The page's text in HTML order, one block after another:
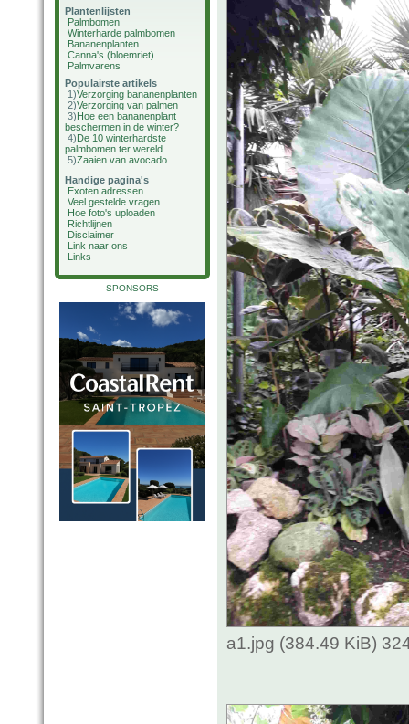
Plantenlijsten
Palmbomen
Winterharde palmbomen
Bananenplanten
Canna's (bloemriet)
Palmvarens
Populairste artikels
1)Verzorging bananenplanten
2)Verzorging van palmen
3)Hoe een bananenplant
beschermen in de winter?
4)De 10 winterhardste
palmbomen ter wereld
5)Zaaien van avocado
Handige pagina's
Exoten adressen
Veel gestelde vragen
Hoe foto's uploaden
Richtlijnen
Disclaimer
Link naar ons
Links
SPONSORS
a1.jpg (384.49 KiB)